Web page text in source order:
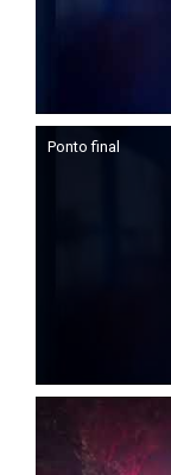
Ponto final